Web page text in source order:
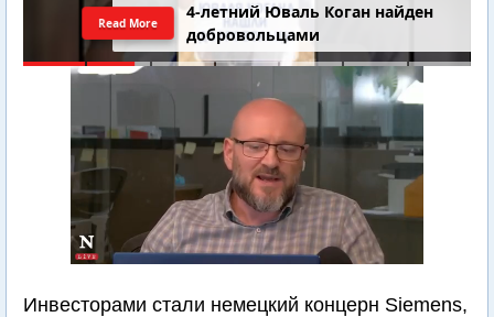
4-летний Юваль Коган найден
добровольцами
Read More
Инвесторами стали немецкий концерн Siemens,